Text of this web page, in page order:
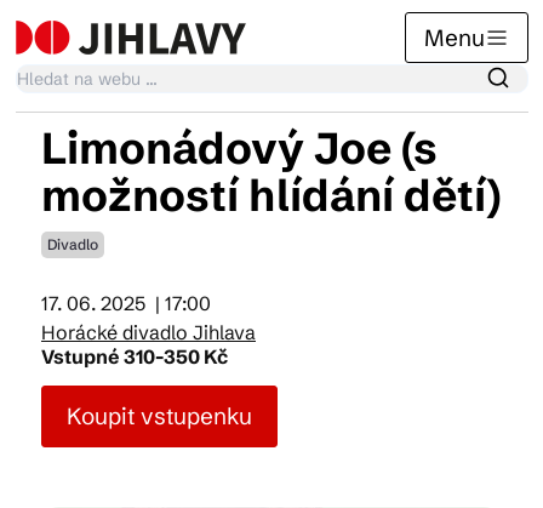
Menu
Kalendář akcí
Tradiční akce
Články
Suvenýry
Limonádový Joe (s
možností hlídání dětí)
Divadlo
17. 06. 2025 | 17:00
Horácké divadlo Jihlava
Vstupné 310-350 Kč
Koupit vstupenku